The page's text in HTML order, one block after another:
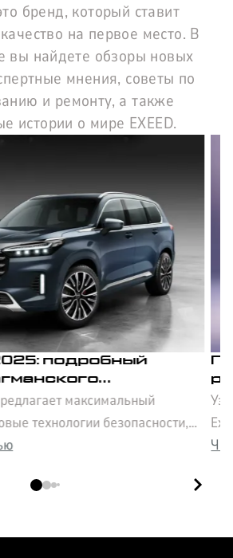
бренд, который ставит
на первое место. В
вы найдете обзоры новых
мнения, советы по
и ремонту, а также
истории о мире EXEED.
подробный
кроссовера
максимальный
технологии безопасности,
и впечатляющие